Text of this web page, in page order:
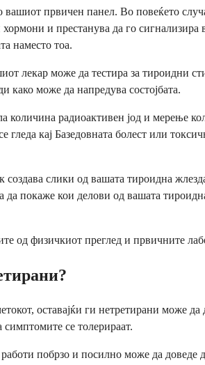
првичен панел. Во повеќето
и престанува да го
наместо тоа.
лекар може да тестира за тироидни
како може да напредува состојбата.
радиоактивен јод и мерење
кај Базедовната болест или
слики од вашата тироидна
покаже кои делови од вашата
физичкиот преглед и првичните
оставајќи ги нетретирани може
се толерираат.
побрзо и посилно може да